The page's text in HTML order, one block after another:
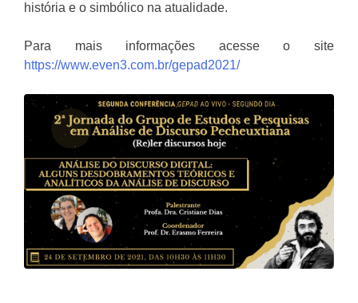
história e o simbólico na atualidade.
Para mais informações acesse o site
https://www.even3.com.br/gepad2021/